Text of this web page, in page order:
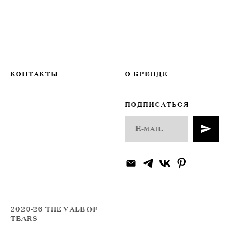
КОНТАКТЫ О БРЕНДЕ
ПОДПИСАТЬСЯ
2020-26 THE VALE OF
TEARS